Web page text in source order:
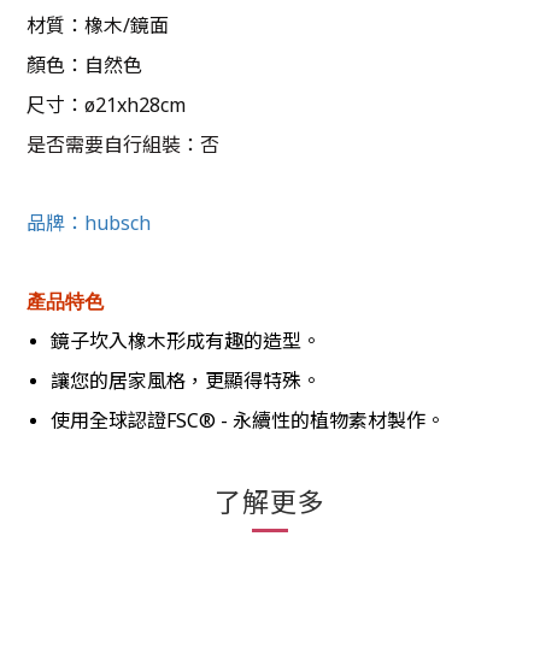
材質：橡木/鏡面
顏色：自然色
尺寸：ø21xh28cm
是否需要自行組裝：否
品牌： hubsch
產品特色
鏡子坎入橡木形成有趣的造型。
讓您的居家風格，更顯得特殊。
使用全球認證FSC® - 永續性的植物素材製作。
了解更多